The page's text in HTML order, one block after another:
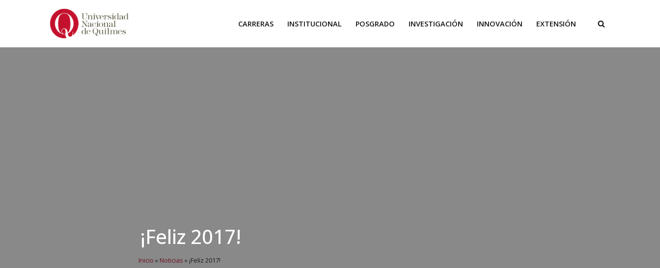
CARRERAS INSTITUCIONAL POSGRADO INVESTIGACIÓN INNOVACIÓN EXTENSIÓN
¡Feliz 2017!
Inicio » Noticias » ¡Feliz 2017!